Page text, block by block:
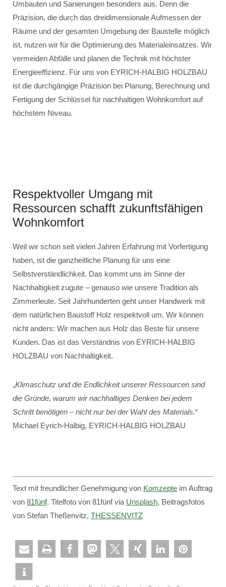
Umbauten und Sanierungen besonders aus. Denn die
Präzision, die durch das dreidimensionale Aufmessen der
Räume und der gesamten Umgebung der Baustelle möglich
ist, nutzen wir für die Optimierung des Materialeinsatzes. Wir
vermeiden Abfälle und planen die Technik mit höchster
Energieeffizienz. Für uns von EYRICH-HALBIG HOLZBAU
ist die durchgängige Präzision bei Planung, Berechnung und
Fertigung der Schlüssel für nachhaltigen Wohnkomfort auf
höchstem Niveau.
Respektvoller Umgang mit
Ressourcen schafft zukunftsfähigen
Wohnkomfort
Weil wir schon seit vielen Jahren Erfahrung mit Vorfertigung
haben, ist die ganzheitliche Planung für uns eine
Selbstverständlichkeit. Das kommt uns im Sinne der
Nachhaltigkeit zugute – genauso wie unsere Tradition als
Zimmerleute. Seit Jahrhunderten geht unser Handwerk mit
dem natürlichen Baustoff Holz respektvoll um. Wir können
nicht anders: Wir machen aus Holz das Beste für unsere
Kunden. Das ist das Verständnis von EYRICH-HALBIG
HOLZBAU von Nachhaltigkeit.
„Klimaschutz und die Endlichkeit unserer Ressourcen sind
die Gründe, warum wir nachhaltiges Denken bei jedem
Schritt benötigen – nicht nur bei der Wahl des Materials.“
Michael Eyrich-Halbig, EYRICH-HALBIG HOLZBAU
Text mit freundlicher Genehmigung von Komzepte im Auftrag
von 81fünf. Titelfoto von 81fünf via Unsplash, Beitragsfotos
von Stefan Theßenvitz, THESSENVITZ